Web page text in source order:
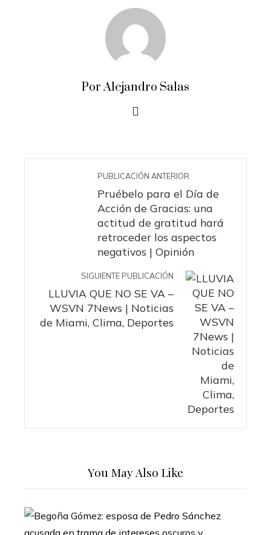
Por Alejandro Salas
PUBLICACIÓN ANTERIOR
Pruébelo para el Día de
Acción de Gracias: una
actitud de gratitud hará
retroceder los aspectos
negativos | Opinión
SIGUIENTE PUBLICACIÓN
LLUVIA QUE NO SE VA –
WSVN 7News | Noticias
de Miami, Clima, Deportes
You May Also Like